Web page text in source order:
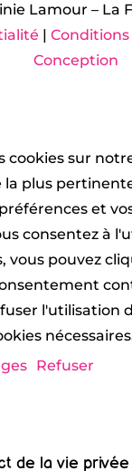
Lamour – La
|Conditions
Conception
cookies sur
la plus
et
consentez à
vous pouvez
l'utilisation
Refuser
de la vie privée